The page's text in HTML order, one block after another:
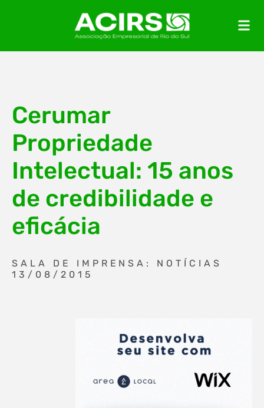
Cerumar
Propriedade
Intelectual: 15 anos
de credibilidade e
eficácia
SALA DE IMPRENSA: NOTÍCIAS
13/08/2015